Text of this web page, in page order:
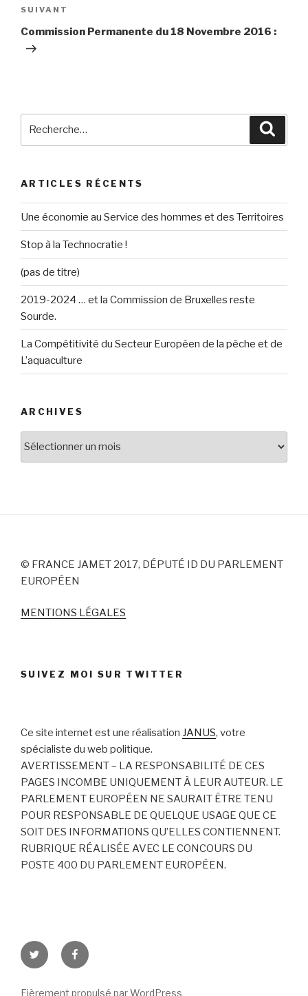
Article
suivant
SUIVANT
Commission Permanente du 18 Novembre 2016 :
ARTICLES RÉCENTS
Une économie au Service des hommes et des Territoires
Stop à la Technocratie !
(pas de titre)
2019-2024 … et la Commission de Bruxelles reste
Sourde.
La Compétitivité du Secteur Européen de la pêche et de
L’aquaculture
ARCHIVES
Archives
© FRANCE JAMET 2017, DÉPUTÉ ID DU PARLEMENT
EUROPÉEN
MENTIONS LÉGALES
SUIVEZ MOI SUR TWITTER
Ce site internet est une réalisation JANUS, votre
spécialiste du web politique.
AVERTISSEMENT – LA RESPONSABILITÉ DE CES
PAGES INCOMBE UNIQUEMENT À LEUR AUTEUR. LE
PARLEMENT EUROPÉEN NE SAURAIT ÊTRE TENU
POUR RESPONSABLE DE QUELQUE USAGE QUE CE
SOIT DES INFORMATIONS QU’ELLES CONTIENNENT.
RUBRIQUE RÉALISÉE AVEC LE CONCOURS DU
POSTE 400 DU PARLEMENT EUROPÉEN.
Twitter Facebook
Fièrement propulsé par WordPress